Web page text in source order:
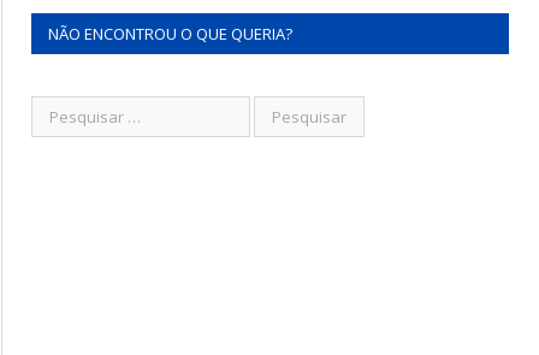
NÃO ENCONTROU O QUE QUERIA?